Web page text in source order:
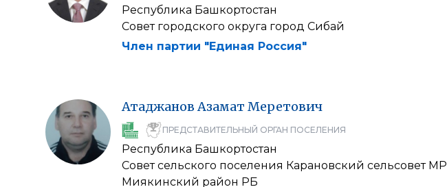
Республика Башкортостан
Совет городского округа город Сибай
Член партии "Единая Россия"
Атаджанов Азамат Меретович
ПРЕДСТАВИТЕЛЬНЫЙ ОРГАН ПОСЕЛЕНИЯ
Республика Башкортостан
Совет сельского поселения Карановский сельсовет МР
Миякинский район РБ